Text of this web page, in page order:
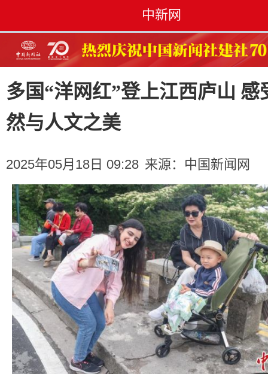
中新网
多国“洋网红”登上江西庐山 感
然与人文之美
2025年05月18日 09:28 来源： 中国新闻网